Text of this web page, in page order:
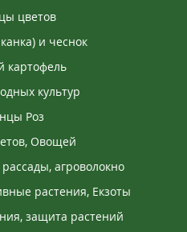
Замовлення
цветов
и чеснок
картофель
культур
Роз
Овощей
агроволокно
растения, Екзоты
защита растений